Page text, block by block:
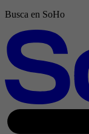
Busca en SoHo